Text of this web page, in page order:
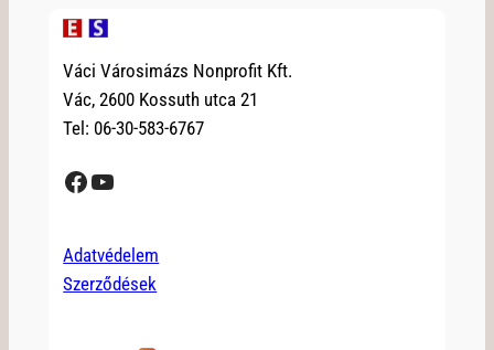
Váci Városimázs Nonprofit Kft.
Vác, 2600 Kossuth utca 21
Tel: 06-30-583-6767
Facebook YouTube
Adatvédelem
Szerződések